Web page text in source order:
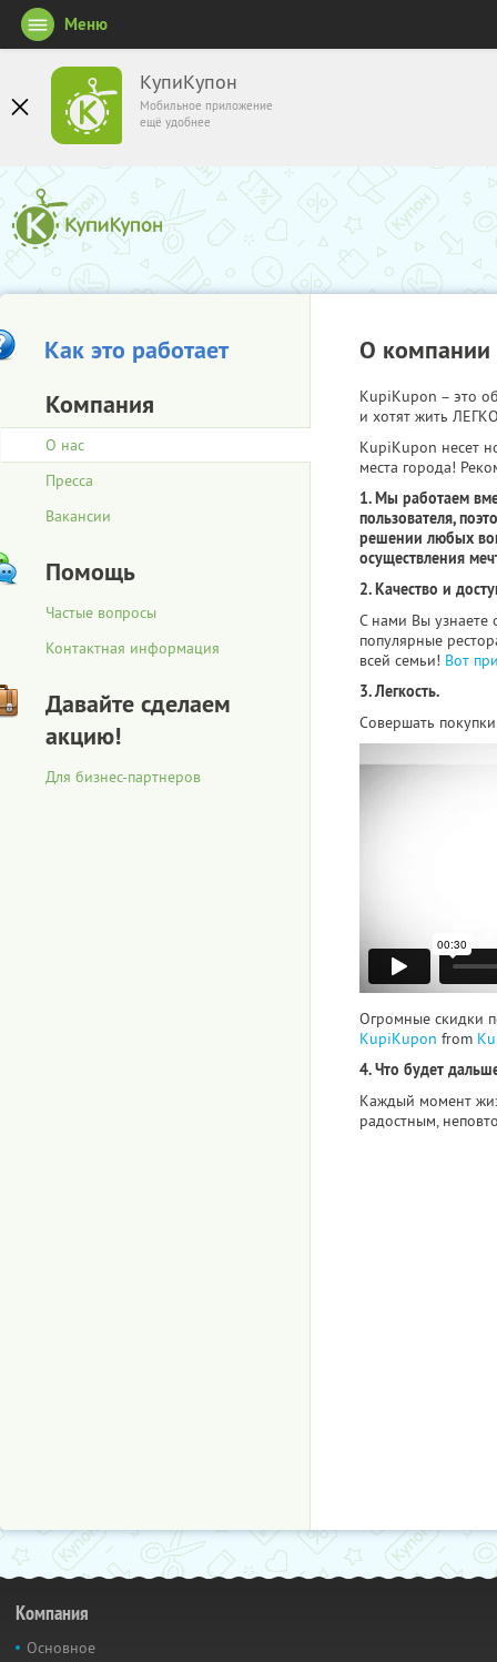
КупиКупон
Мобильное приложение
ещё удобнее
Меню
Как это работает
Компания
О нас
Пресса
Вакансии
Помощь
Частые вопросы
Контактная информация
Давайте сделаем
акцию!
Для бизнес-партнеров
О компании
KupiKupon – это
и хотят жить
KupiKupon несет
места города!
1. Мы работаем
пользователя,
решении любых
осуществления
2. Качество и
С нами Вы узнаете
популярные
всей семьи! Вот
3. Легкость.
Совершать
Огромные скидки
KupiKupon from
4. Что будет
Каждый момент
радостным,
Компания
Основное